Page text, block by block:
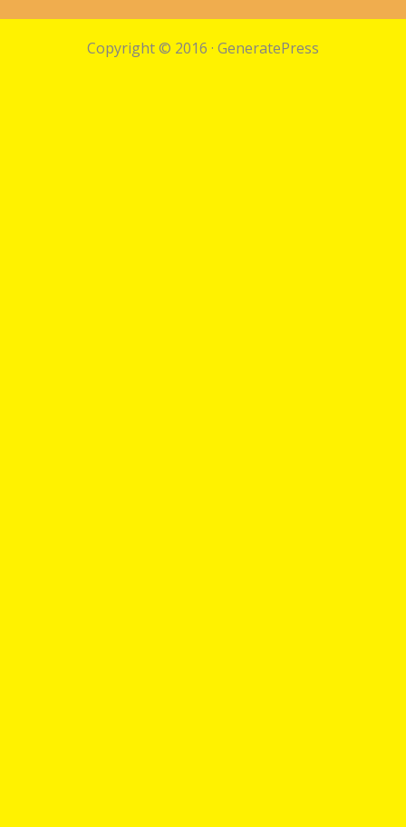
Copyright © 2016 · GeneratePress